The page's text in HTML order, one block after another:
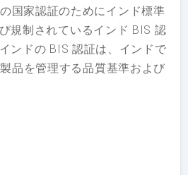
国家認証のためにインド標準
規制されているインド BIS 認
ンドの BIS 認証は、インドで
品を管理する品質基準および